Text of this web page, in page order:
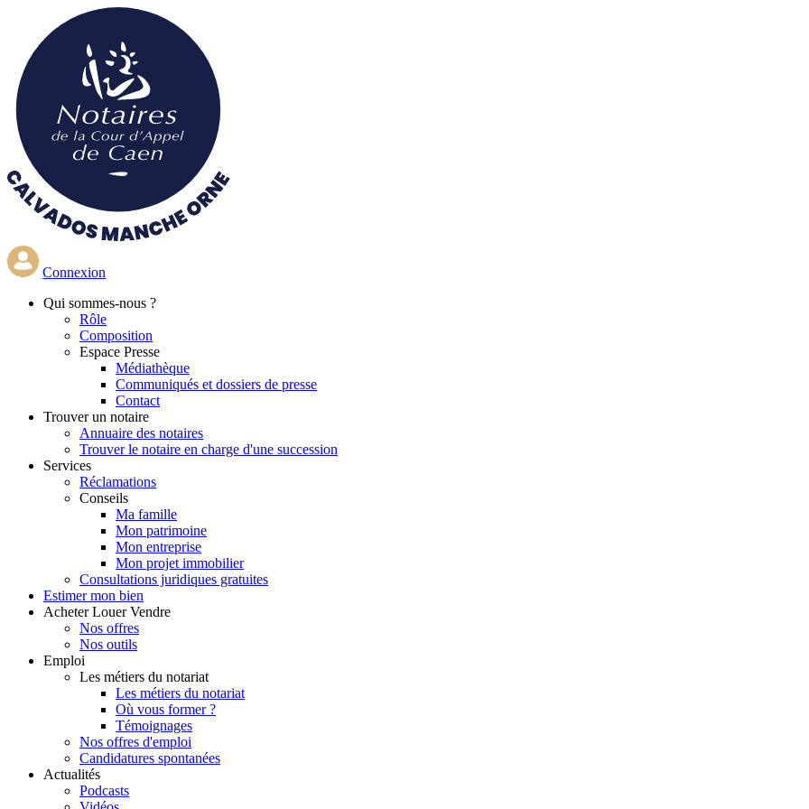
contenu
principal
Connexion
Qui sommes-nous ?
Rôle
Composition
Espace Presse
Médiathèque
Communiqués et dossiers de presse
Contact
Trouver un notaire
Annuaire des notaires
Trouver le notaire en charge d'une succession
Services
Réclamations
Conseils
Ma famille
Mon patrimoine
Mon entreprise
Mon projet immobilier
Consultations juridiques gratuites
Estimer mon bien
Acheter Louer Vendre
Nos offres
Nos outils
Emploi
Les métiers du notariat
Les métiers du notariat
Où vous former ?
Témoignages
Nos offres d'emploi
Candidatures spontanées
Actualités
Podcasts